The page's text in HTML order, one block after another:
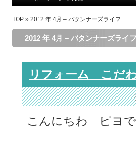
TOP » 2012 年 4月 – パタンナーズライフ
2012 年 4月 – パタンナーズライフ
リフォーム こだ
こんにちわ ピヨ